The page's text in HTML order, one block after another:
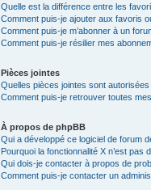
Quelle est la différence entre les
Comment puis-je ajouter aux favoris
Comment puis-je m’abonner à un
Comment puis-je résilier mes
Pièces jointes
Quelles pièces jointes sont
Comment puis-je retrouver toutes
À propos de phpBB
Qui a développé ce logiciel de forum
Pourquoi la fonctionnalité X n’est pas
Qui dois-je contacter à propos de
Comment puis-je contacter un